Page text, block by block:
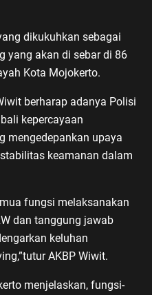
dikukuhkan sebagai
yang akan di sebar di 86
Kota Mojokerto.
berharap adanya Polisi
kepercayaan
mengedepankan upaya
keamanan dalam
fungsi melaksanakan
dan tanggung jawab
keluhan
AKBP Wiwit.
menjelaskan, fungsi-